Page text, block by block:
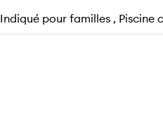
Indiqué pour familles , Piscine